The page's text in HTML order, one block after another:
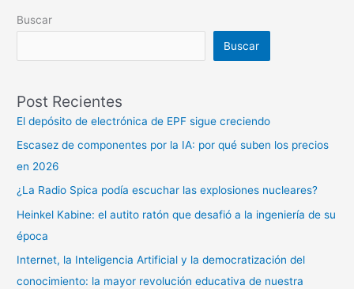
Buscar
Buscar
Post Recientes
El depósito de electrónica de EPF sigue creciendo
Escasez de componentes por la IA: por qué suben los precios
en 2026
¿La Radio Spica podía escuchar las explosiones nucleares?
Heinkel Kabine: el autito ratón que desafió a la ingeniería de su
época
Internet, la Inteligencia Artificial y la democratización del
conocimiento: la mayor revolución educativa de nuestra